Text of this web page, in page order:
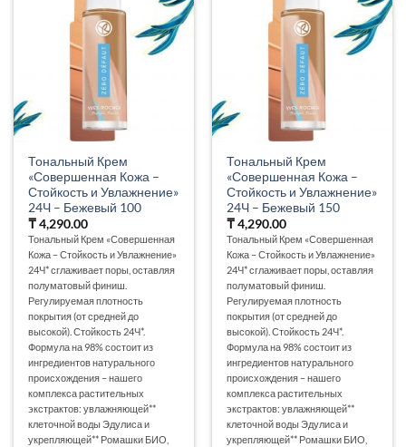
Тональный Крем
«Совершенная Кожа –
Стойкость и Увлажнение»
24Ч – Бежевый 100
₸4,290.00
Тональный Крем «Совершенная
Кожа – Стойкость и Увлажнение»
24Ч* сглаживает поры, оставляя
полуматовый финиш.
Регулируемая плотность
покрытия (от средней до
высокой). Стойкость 24Ч*.
Формула на 98% состоит из
ингредиентов натурального
происхождения – нашего
комплекса растительных
экстрактов: увлажняющей**
клеточной воды Эдулиса и
укрепляющей** Ромашки БИО,
Тональный Крем
«Совершенная Кожа –
Стойкость и Увлажнение»
24Ч – Бежевый 150
₸4,290.00
Тональный Крем «Совершенная
Кожа – Стойкость и Увлажнение»
24Ч* сглаживает поры, оставляя
полуматовый финиш.
Регулируемая плотность
покрытия (от средней до
высокой). Стойкость 24Ч*.
Формула на 98% состоит из
ингредиентов натурального
происхождения – нашего
комплекса растительных
экстрактов: увлажняющей**
клеточной воды Эдулиса и
укрепляющей** Ромашки БИО,